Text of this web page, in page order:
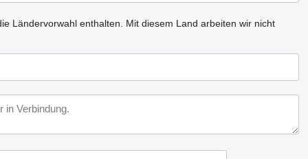
Ländervorwahl enthalten.
Mit diesem Land arbeiten wir nicht